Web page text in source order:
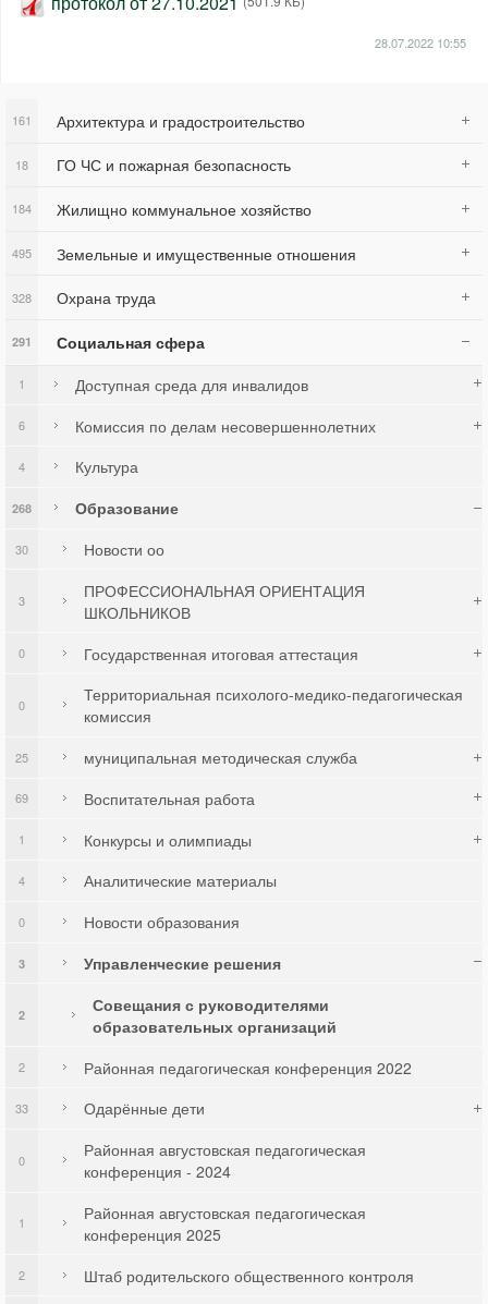
28.07.2022 10:55
Архитектура и градостроительство
161
ГО ЧС и пожарная безопасность
18
Жилищно коммунальное хозяйство
184
Земельные и имущественные отношения
495
Охрана труда
328
Социальная сфера
291
Доступная среда для инвалидов
1
Комиссия по делам несовершеннолетних
6
Культура
4
Образование
268
Новости оо
30
ПРОФЕССИОНАЛЬНАЯ ОРИЕНТАЦИЯ
ШКОЛЬНИКОВ
3
Государственная итоговая аттестация
0
Территориальная психолого-медико-педагогическая
комиссия
0
муниципальная методическая служба
25
Воспитательная работа
69
Конкурсы и олимпиады
1
Аналитические материалы
4
Новости образования
0
Управленческие решения
3
Совещания с руководителями
образовательных организаций
2
Районная педагогическая конференция 2022
2
Одарённые дети
33
Районная августовская педагогическая
конференция - 2024
0
Районная августовская педагогическая
конференция 2025
1
Штаб родительского общественного контроля
2